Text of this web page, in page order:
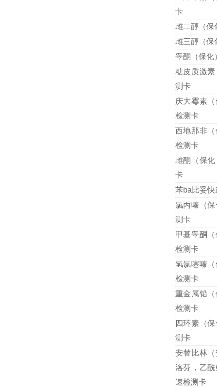
卡
雌二醇（保
雌三醇（保
睾酮（保化
糖皮质激
测卡
庆大霉素
检测卡
西地那非
检测卡
雌酮（保
卡
苯ba比妥快
氯丙嗪（
测卡
甲基睾酮
检测卡
氢氯噻嗪
检测卡
重金属铅
检测卡
四环素（
测卡
安替比林
洛芬，乙
速检测卡